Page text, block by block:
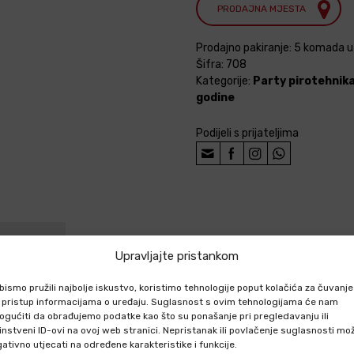
Upravljajte pristankom
pružili najbolje iskustvo, koristimo tehnologije poput kolačića za čuvanje
informacijama o uređaju. Suglasnost s ovim tehnologijama će nam
da obrađujemo podatke kao što su ponašanje pri pregledavanju ili
ID-ovi na ovoj web stranici. Nepristanak ili povlačenje suglasnosti
utjecati na određene karakteristike i funkcije.
PRODAJNA MJESTA
Prodajno pakiranje: 5 komada
Šifra: 708
Kategorije: Party
godine
Podijeli s prijateljima
putem webshopa?
F1 kategorije?
kategorije F1?